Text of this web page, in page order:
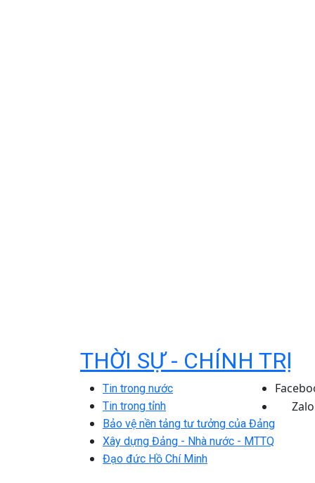
THỜI SỰ - CHÍNH TRỊ
Tin trong nước
Tin trong tỉnh
Bảo vệ nền tảng tư tưởng của Đảng
Xây dựng Đảng - Nhà nước - MTTQ
Đạo đức Hồ Chí Minh
Zalo